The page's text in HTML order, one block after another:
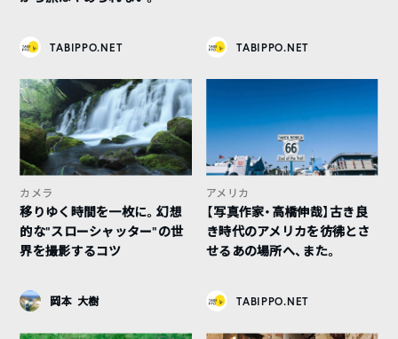
TABIPPO.NET TABIPPO.NET
カメラ
移りゆく時間を一枚に。幻想
的な“スローシャッター”の世
界を撮影するコツ
岡本 大樹
アメリカ
【写真作家・高橋伸哉】古き良
き時代のアメリカを彷彿とさ
せるあの場所へ、また。
TABIPPO.NET